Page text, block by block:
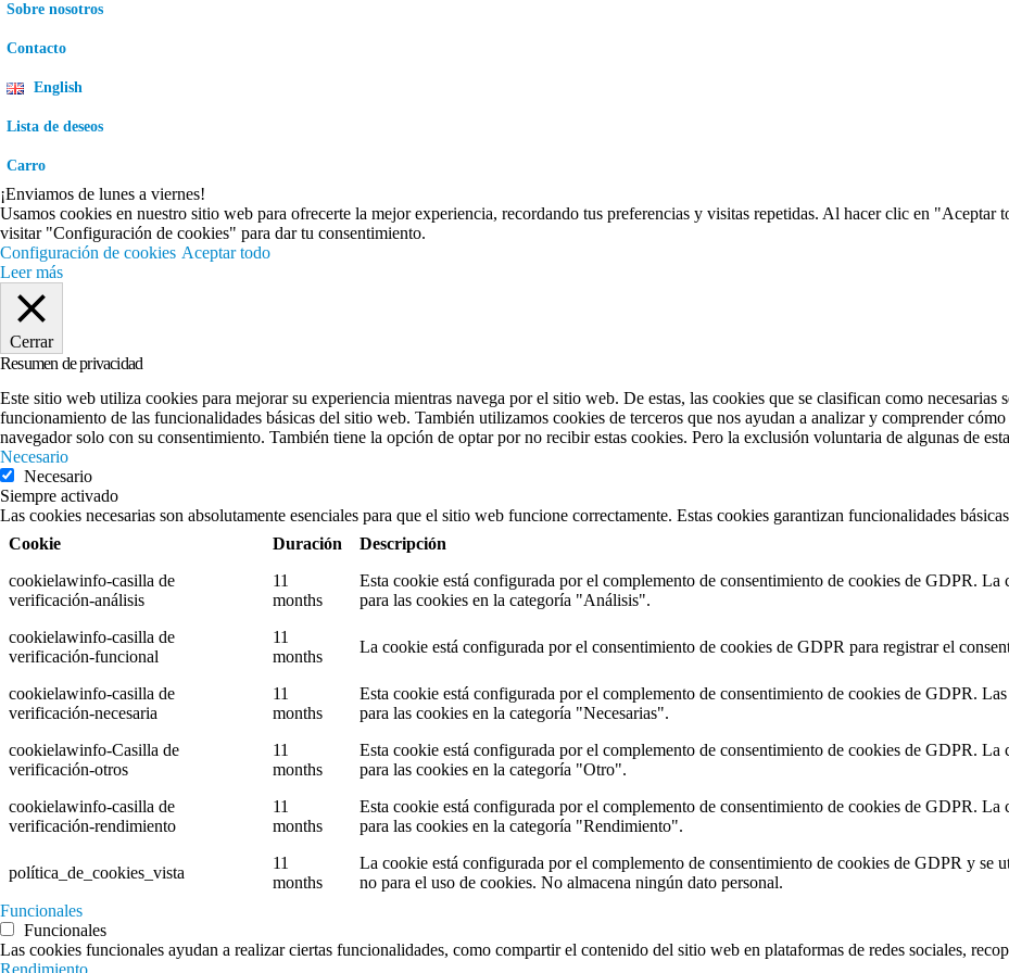
Sobre nosotros
Contacto
English
Lista de deseos
Carro
¡Enviamos de lunes a viernes!
Usamos cookies en nuestro sitio web para ofrecerte la mejor experiencia, recordando tus preferencias y visitas repetidas. Al hacer clic en
visitar "Configuración de cookies" para dar tu consentimiento.
Configuración de cookies Aceptar todo
Leer más
Cerrar
Resumen de privacidad
Este sitio web utiliza cookies para mejorar su experiencia mientras navega por el sitio web. De estas, las cookies que se clasifican como necesarias
funcionamiento de las funcionalidades básicas del sitio web. También utilizamos cookies de terceros que nos ayudan a analizar y comprender
navegador solo con su consentimiento. También tiene la opción de optar por no recibir estas cookies. Pero la exclusión voluntaria de algunas de
Necesario
Necesario
Siempre activado
Las cookies necesarias son absolutamente esenciales para que el sitio web funcione correctamente. Estas cookies garantizan funcionalidades
Cookie
Duración
Descripción
cookielawinfo-casilla de
verificación-análisis
11
months
Esta cookie está configurada por el complemento de consentimiento de cookies de GDPR.
para las cookies en la categoría "Análisis".
cookielawinfo-casilla de
verificación-funcional
11
months
La cookie está configurada por el consentimiento de cookies de GDPR para registrar el
cookielawinfo-casilla de
verificación-necesaria
11
months
Esta cookie está configurada por el complemento de consentimiento de cookies de GDPR.
para las cookies en la categoría "Necesarias".
cookielawinfo-Casilla de
verificación-otros
11
months
Esta cookie está configurada por el complemento de consentimiento de cookies de GDPR.
para las cookies en la categoría "Otro".
cookielawinfo-casilla de
verificación-rendimiento
11
months
Esta cookie está configurada por el complemento de consentimiento de cookies de GDPR.
para las cookies en la categoría "Rendimiento".
política_de_cookies_vista
11
months
La cookie está configurada por el complemento de consentimiento de cookies de GDPR y se
no para el uso de cookies. No almacena ningún dato personal.
Funcionales
Funcionales
Las cookies funcionales ayudan a realizar ciertas funcionalidades, como compartir el contenido del sitio web en plataformas de redes sociales,
Rendimiento